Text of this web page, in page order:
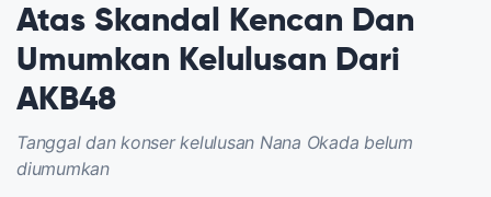
Atas Skandal Kencan Dan
Umumkan Kelulusan Dari
AKB48
Tanggal dan konser kelulusan Nana Okada belum
diumumkan